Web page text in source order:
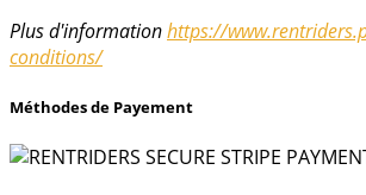
Plus d'informationhttps://
conditions/
Méthodes de Payement